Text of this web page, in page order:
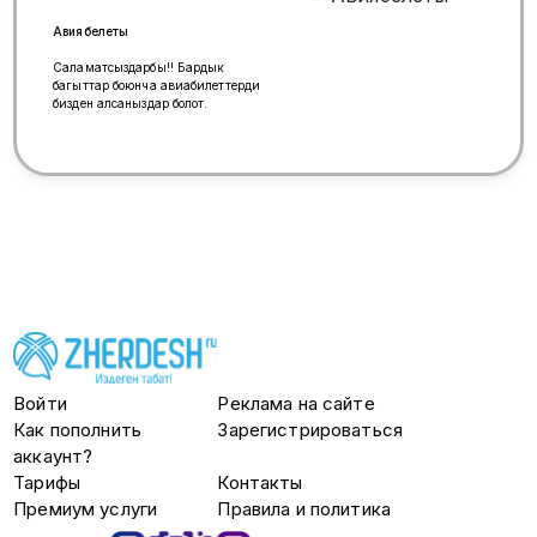
В ТЕЧЕНИИ 5 МИНУТ ВСЁ
ОТВЕЧАЮ, ПИШИТЕ НА ВАТЦАП
+7 995 142 35 58
Авиябелеты
Саламатсыздарбы!! Бардык
багыттар боюнча авиабилеттерди
бизден алсаныздар болот.
Войти
Реклама на сайте
Как пополнить
аккаунт?
Зарегистрироваться
Тарифы
Контакты
Премиум услуги
Правила и политика